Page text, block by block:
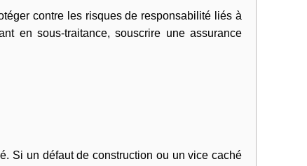
contre les risques de responsabilité liés à
en sous-traitance, souscrire une assurance
Si un défaut de construction ou un vice caché